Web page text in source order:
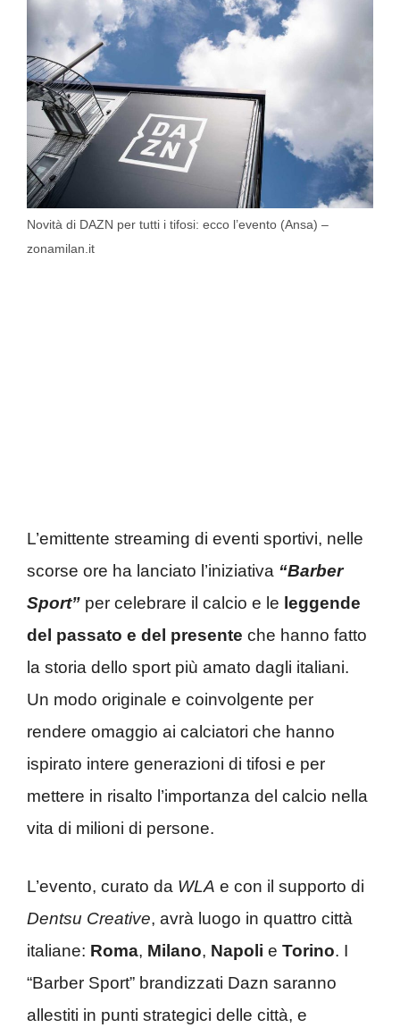
Novità di DAZN per tutti i tifosi: ecco l’evento (Ansa) –
zonamilan.it
L’emittente streaming di eventi sportivi, nelle
scorse ore ha lanciato l’iniziativa “Barber
Sport” per celebrare il calcio e le leggende
del passato e del presente che hanno fatto
la storia dello sport più amato dagli italiani.
Un modo originale e coinvolgente per
rendere omaggio ai calciatori che hanno
ispirato intere generazioni di tifosi e per
mettere in risalto l’importanza del calcio nella
vita di milioni di persone.
L’evento, curato da WLA e con il supporto di
Dentsu Creative, avrà luogo in quattro città
italiane: Roma, Milano, Napoli e Torino. I
“Barber Sport” brandizzati Dazn saranno
allestiti in punti strategici delle città, e